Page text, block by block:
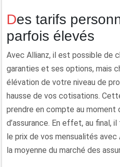
Des tarifs personnalisés mais
parfois élevés
Avec Allianz, il est possible de
garanties et ses options, mais
élévation de votre niveau de
hausse de vos cotisations.
prendre en compte au moment
d’assurance. En effet, au final,
le prix de vos mensualités
la moyenne du marché des